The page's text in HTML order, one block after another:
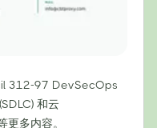
312-97 DevSecOps
和云
多内容。